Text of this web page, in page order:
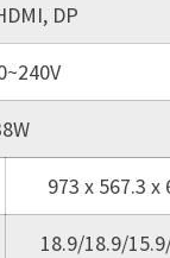
DP
973 x 567.3 x
18.9/18.9/